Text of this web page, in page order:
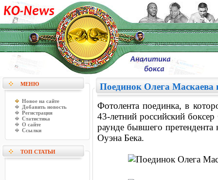
МЕНЮ
Новое на сайте
Добавить новость
Регистрация
Статистика
О сайте
Ссылки
ТОП СТАТЬИ
Поединок Олега Маскаева
Фотолента поединка, в
43-летний российский
раунде бывшего
Оуэна Бека.